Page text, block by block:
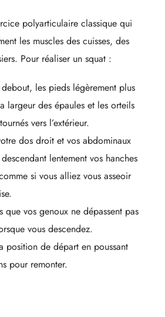
polyarticulaire classique qui
les muscles des cuisses, des
Pour réaliser un squat :
debout, les pieds légèrement plus
largeur des épaules et les orteils
vers l’extérieur.
dos droit et vos abdominaux
lentement vos hanches
si vous alliez vous asseoir
que vos genoux ne dépassent pas
vous descendez.
position de départ en poussant
pour remonter.